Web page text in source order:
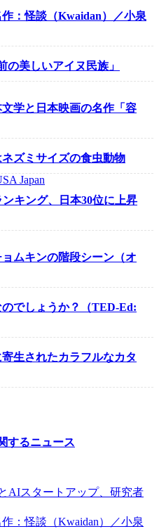
：怪談（Kwaidan）／小泉
の美しいアイヌ民族」
学と日本映画の名作「容
ズミサイズの食虫動物
キング、日本30位に上昇
ムキンの階段シーン（オ
でしょうか？（TED-Ed:
生されたカラフルなカタ
するニュース
AIスタートアップ、研究者
：怪談（Kwaidan）／小泉